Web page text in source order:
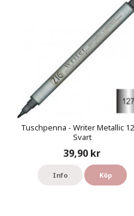
Tuschpenna - Writer Metallic
Svart
39,90 kr
Info Köp